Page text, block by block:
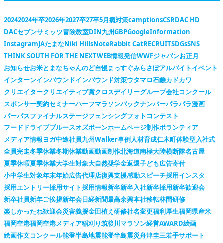
20242024年卒2026年2027卒27卒5月病対策camptionsCSRDAC HD
DACセブンサミッツ冒険教室DIN九州GBPGoogleInformation
InstagramJAたまなNiki HillsNoteRabbit CatRECRUITSDGsSNS
THINK SOUTH FOR THE NEXTWEB情報発信WWFジャパンお正月
お知らせお米とまなちゃんのど自慢まっすぐみらさぽアルバイトイベント
インターンインバウンドインバウンド対策ウタマロ石鹸カドカワ
クリエイタークリエイティブ賞クロスデイリーグループ会社コンクール
スポンサー契約セミナーハーフマラソンバックナンバーパラパラ漫画
パーパスファイナルステージフェンシングフォトコンテスト
フードドライブブルースオズボーンホームページ制作ボランティア
メディア情報ヨガ中途社員九州Walker事例人材育成仁木町体験型入社式
全員完走冬季休業冬期休業動画動画制作北海道南極大陸横断隊名古屋
夏季休暇夏季休業大学生対象大自然奨学金返還子ども広告寄付
小中学生対象年末年始広告代理店復興支援感動スピーチ採用インスタ
採用エントリー採用サイト採用情報新卒新卒入社新卒採用新卒歓迎会
新卒社員新年ご挨拶新年会日経新聞最高余興本社移転林間研修
楽しかったね歓迎会災害義援金田植え研修社名変更福利厚生福岡県産米
福岡空港福岡空港メディア稲刈り筑後川マラソン経営AWARD絵画
絵画作文コンクール能登半島地震能登半島震災舟津圭三若手サポート